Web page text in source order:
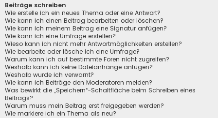
Beiträge schreiben
Wie erstelle ich ein neues Thema oder eine Antwort?
Wie kann ich einen Beitrag bearbeiten oder löschen?
Wie kann ich meinem Beitrag eine Signatur anfügen?
Wie kann ich eine Umfrage erstellen?
Wieso kann ich nicht mehr Antwortmöglichkeiten erstellen?
Wie bearbeite oder lösche ich eine Umfrage?
Warum kann ich auf bestimmte Foren nicht zugreifen?
Weshalb kann ich keine Dateianhänge anfügen?
Weshalb wurde ich verwarnt?
Wie kann ich Beiträge den Moderatoren melden?
Was bewirkt die „Speichern“-Schaltfläche beim Schreiben eines
Beitrags?
Warum muss mein Beitrag erst freigegeben werden?
Wie markiere ich ein Thema als neu?